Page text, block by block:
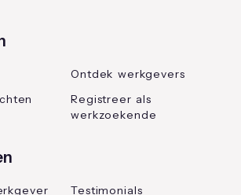
Ontdek werkgevers
Registreer als
werkzoekende
Testimonials